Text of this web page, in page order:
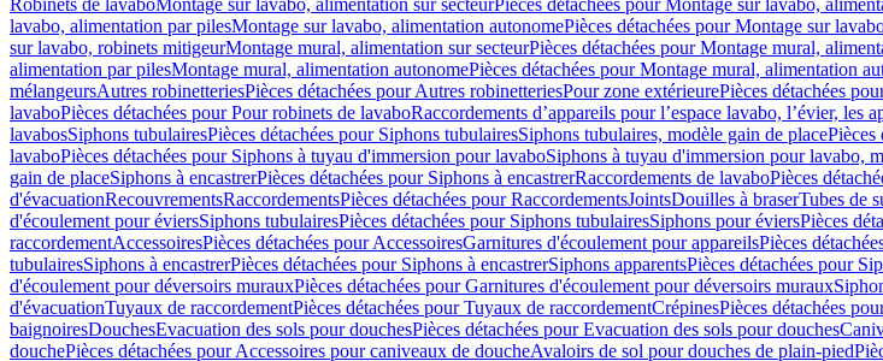
Robinets de lavaboMontage sur lavabo, alimentation sur secteurPièces détachées pour Montage sur lavabo,
lavabo, alimentation par pilesMontage sur lavabo, alimentation autonomePièces détachées pour Montage sur
sur lavabo, robinets mitigeurMontage mural, alimentation sur secteurPièces détachées pour Montage mural,
alimentation par pilesMontage mural, alimentation autonomePièces détachées pour Montage mural, alimentation
mélangeursAutres robinetteriesPièces détachées pour Autres robinetteriesPour zone extérieurePièces détachées
lavaboPièces détachées pour Pour robinets de lavaboRaccordements d’appareils pour l’espace lavabo, l’évier, les
lavabosSiphons tubulairesPièces détachées pour Siphons tubulairesSiphons tubulaires, modèle gain de placePièces
lavaboPièces détachées pour Siphons à tuyau d'immersion pour lavaboSiphons à tuyau d'immersion pour lavabo,
gain de placeSiphons à encastrerPièces détachées pour Siphons à encastrerRaccordements de lavaboPièces
d'évacuationRecouvrementsRaccordementsPièces détachées pour RaccordementsJointsDouilles à braserTubes de
d'écoulement pour éviersSiphons tubulairesPièces détachées pour Siphons tubulairesSiphons pour éviersPièces
raccordementAccessoiresPièces détachées pour AccessoiresGarnitures d'écoulement pour appareilsPièces
tubulairesSiphons à encastrerPièces détachées pour Siphons à encastrerSiphons apparentsPièces détachées pour
d'écoulement pour déversoirs murauxPièces détachées pour Garnitures d'écoulement pour déversoirs muraux
d'évacuationTuyaux de raccordementPièces détachées pour Tuyaux de raccordementCrépinesPièces détachées
baignoiresDouchesEvacuation des sols pour douchesPièces détachées pour Evacuation des sols pour douches
douchePièces détachées pour Accessoires pour caniveaux de doucheAvaloirs de sol pour douches de plain-pied